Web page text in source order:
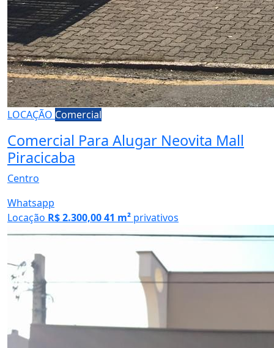
LOCAÇÃO Comercial
Comercial Para Alugar Neovita Mall
Piracicaba
Centro
Whatsapp
Locação R$ 2.300,0041 m² privativos